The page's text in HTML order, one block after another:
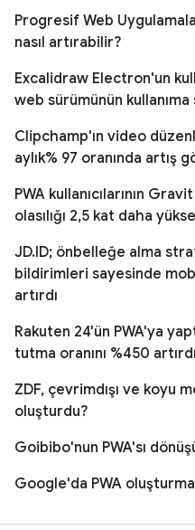
Progresif Web
nasıl artırabilir?
Excalidraw Electron'un
web sürümünün kullanıma
Clipchamp'ın video
aylık% 97 oranında artış
PWA kullanıcılarının
olasılığı 2,5 kat daha
JD.ID; önbelleğe alma
bildirimleri sayesinde
artırdı
Rakuten 24'ün PWA'ya
tutma oranını %450 artırdı
ZDF, çevrimdışı ve koyu
oluşturdu?
Goibibo'nun PWA'sı
Google'da PWA